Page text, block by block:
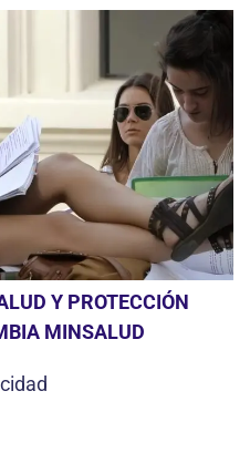
Y PROTECCIÓN
MINSALUD